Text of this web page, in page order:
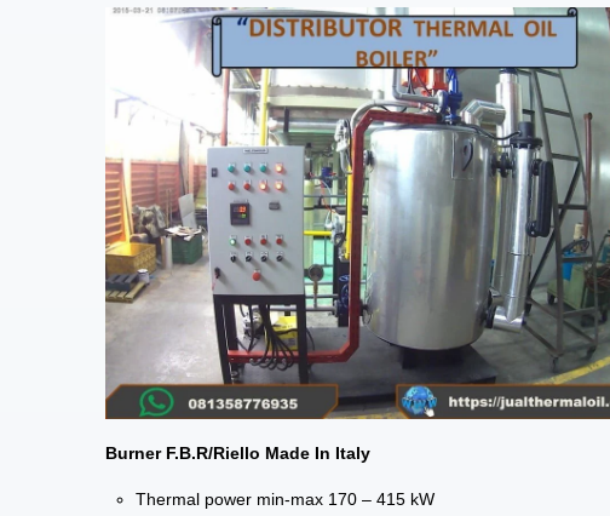
Burner F.B.R/Riello Made In Italy
Thermal power min-max 170 – 415 kW